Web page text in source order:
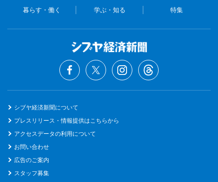
暮らす・働く 学ぶ・知る 特集
シブヤ経済新聞について
プレスリリース・情報提供はこちらから
アクセスデータの利用について
お問い合わせ
広告のご案内
スタッフ募集